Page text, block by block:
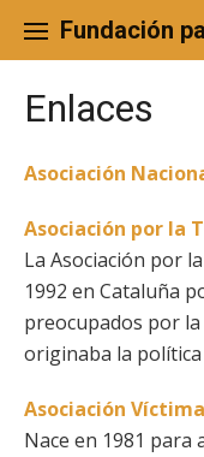
content
Fundación
Enlaces
Asociación
Asociación por la
La Asociación por
1992 en Cataluña
preocupados por
originaba la
Asociación
Nace en 1981 para